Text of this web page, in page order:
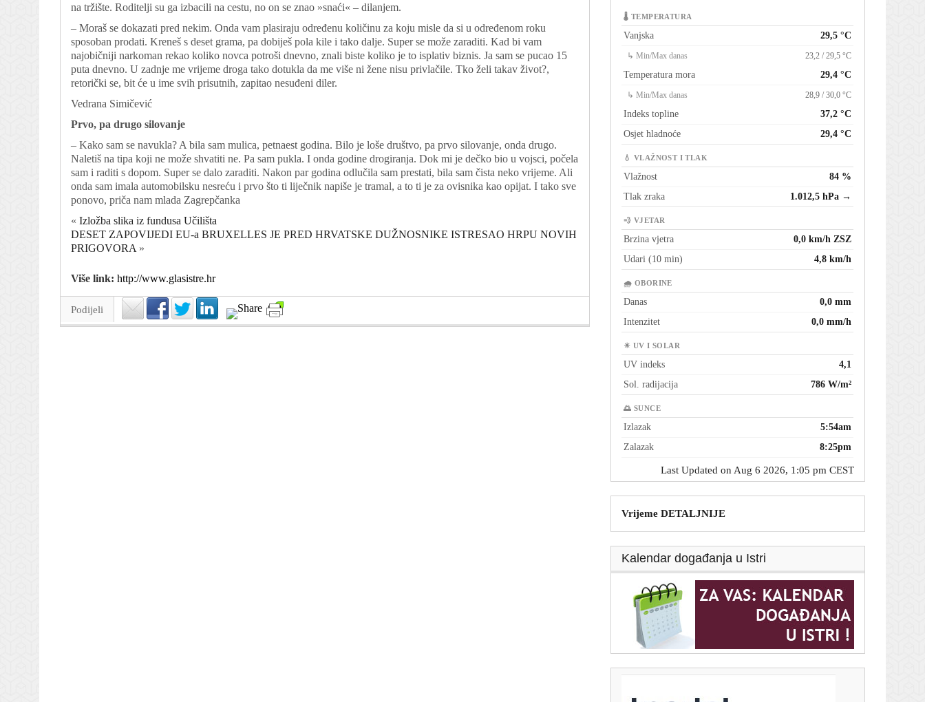
na tržište. Roditelji su ga izbacili na cestu, no on se znao »snaći« – dilanjem.
– Moraš se dokazati pred nekim. Onda vam plasiraju određenu količinu za koju misle da si u određenom roku
sposoban prodati. Kreneš s deset grama, pa dobiješ pola kile i tako dalje. Super se može zaraditi. Kad bi vam
najobičniji narkoman rekao koliko novca potroši dnevno, znali biste koliko je to isplativ biznis. Ja sam se pucao 15
puta dnevno. U zadnje me vrijeme droga tako dotukla da me više ni žene nisu privlačile. Tko želi takav život?,
retorički se, bit će u ime svih prisutnih, zapitao nesuđeni diler.
Vedrana Simičević
Prvo, pa drugo silovanje
– Kako sam se navukla? A bila sam mulica, petnaest godina. Bilo je loše društvo, pa prvo silovanje, onda drugo.
Naletiš na tipa koji ne može shvatiti ne. Pa sam pukla. I onda godine drogiranja. Dok mi je dečko bio u vojsci, počela
sam i raditi s dopom. Super se dalo zaraditi. Nakon par godina odlučila sam prestati, bila sam čista neko vrijeme. Ali
onda sam imala automobilsku nesreću i prvo što ti liječnik napiše je tramal, a to ti je za ovisnika kao opijat. I tako sve
ponovo, priča nam mlada Zagrepčanka
« Izložba slika iz fundusa Učilišta
DESET ZAPOVIJEDI EU-a BRUXELLES JE PRED HRVATSKE DUŽNOSNIKE ISTRESAO HRPU NOVIH
PRIGOVORA »
Više link: http://www.glasistre.hr
Podijeli
🌡 TEMPERATURA
Vanjska 29,5 °C
↳ Min/Max danas 23,2 / 29,5 °C
Temperatura mora 29,4 °C
↳ Min/Max danas 28,9 / 30,0 °C
Indeks topline
37,2 °C
Osjet hladnoće
29,4 °C
💧 VLAŽNOST I TLAK
Vlažnost
84 %
Tlak zraka
1.012,5 hPa →
💨 VJETAR
Brzina vjetra
0,0 km/h ZSZ
Udari (10 min)
4,8 km/h
🌧 OBORINE
Danas
0,0 mm
Intenzitet
0,0 mm/h
☀ UV I SOLAR
UV indeks
4,1
Sol. radijacija
786 W/m²
🌅 SUNCE
Izlazak
5:54am
Zalazak
8:25pm
Last Updated on Aug 6 2026, 1:05 pm CEST
Vrijeme DETALJNIJE
Kalendar događanja u Istri